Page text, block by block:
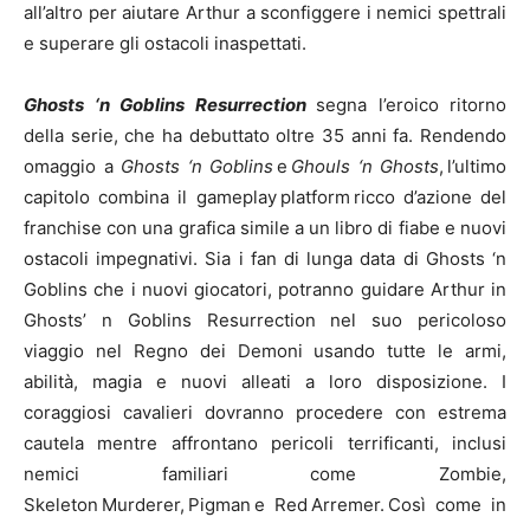
all’altro per aiutare Arthur a sconfiggere i nemici spettrali
e superare gli ostacoli inaspettati.
Ghosts ‘n Goblins Resurrection segna l’eroico ritorno
della serie, che ha debuttato oltre 35 anni fa. Rendendo
omaggio a Ghosts ‘n Goblins e Ghouls ‘n Ghosts, l’ultimo
capitolo combina il gameplay platform ricco d’azione del
franchise con una grafica simile a un libro di fiabe e nuovi
ostacoli impegnativi. Sia i fan di lunga data di Ghosts ‘n
Goblins che i nuovi giocatori, potranno guidare Arthur in
Ghosts’ n Goblins Resurrection nel suo pericoloso
viaggio nel Regno dei Demoni usando tutte le armi,
abilità, magia e nuovi alleati a loro disposizione. I
coraggiosi cavalieri dovranno procedere con estrema
cautela mentre affrontano pericoli terrificanti, inclusi
nemici familiari come Zombie,
Skeleton Murderer, Pigman e Red Arremer. Così come in